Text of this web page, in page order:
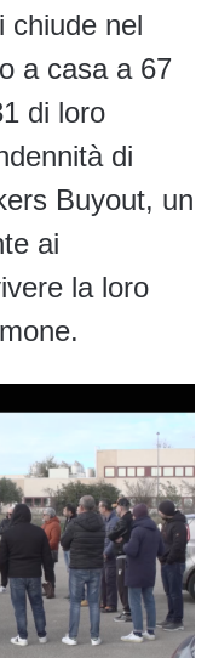
chiude nel
a casa a 67
di loro
di
Buyout, un
ai
la loro